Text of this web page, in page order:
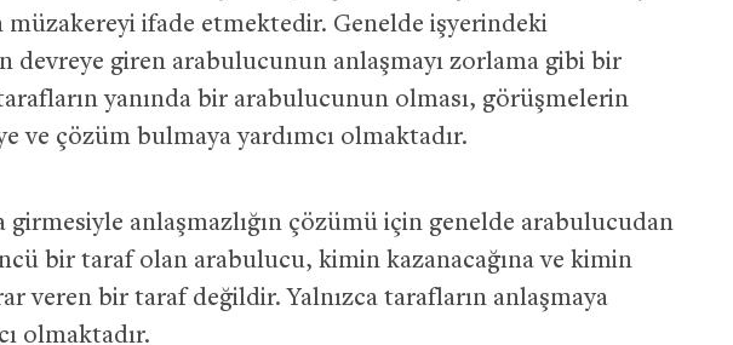
müzakereyi ifade etmektedir. Genelde işyerindeki
devreye giren arabulucunun anlaşmayı zorlama gibi bir
yanında bir arabulucunun olması, görüşmelerin
ve çözüm bulmaya yardımcı olmaktadır.
girmesiyle anlaşmazlığın çözümü için genelde arabulucudan
bir taraf olan arabulucu, kimin kazanacağına ve kimin
veren bir taraf değildir. Yalnızca tarafların anlaşmaya
olmaktadır.